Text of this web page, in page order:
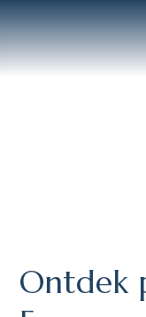
Ontdek